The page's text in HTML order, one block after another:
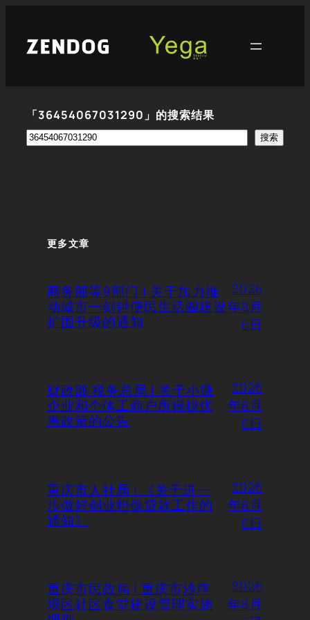
「36454067031290」的搜索结果
搜
搜索
更多文章
商务部等9部门 | 关于加力推
动城市一刻钟便民生活圈建设
扩围升级的通知
2026
年8月
6日
财政部 税务总局 | 关于小微
企业和个体工商户所得税优
惠政策的公告
2026
年8月
6日
重庆市人社局 | 《关于进一
步做好创业担保贷款工作的
通知》
2026
年8月
6日
重庆市民政局 | 重庆市沙坪
坝区社区食堂建设管理实施
2026
年8月